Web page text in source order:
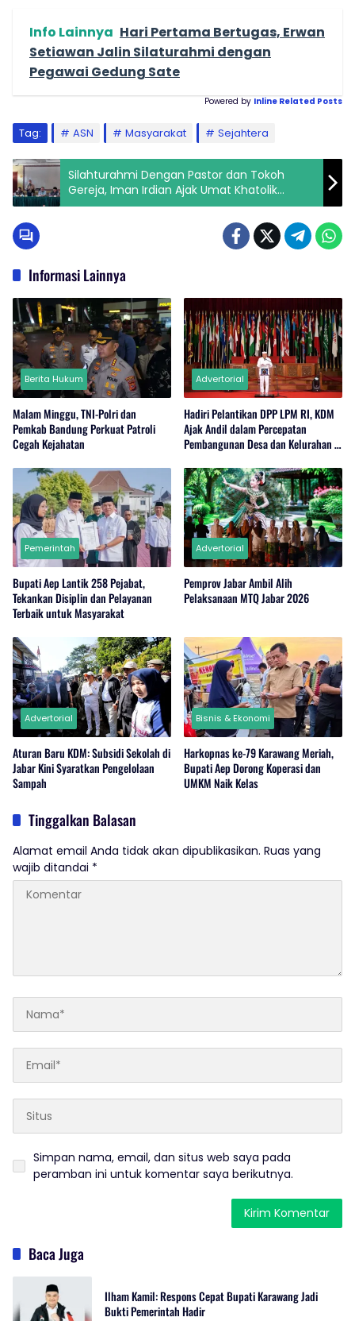
Info Lainnya Hari Pertama Bertugas, Erwan
Setiawan Jalin Silaturahmi dengan
Pegawai Gedung Sate
Powered by Inline Related Posts
Tag: ASN Masyarakat Sejahtera
Silahturahmi Dengan Pastor dan Tokoh
Gereja, Iman Irdian Ajak Umat Khatolik
Bersama Membangun Kota Tebing Tinggi
Informasi Lainnya
Berita Hukum
Malam Minggu, TNI-Polri dan
Pemkab Bandung Perkuat Patroli
Cegah Kejahatan
Advertorial
Hadiri Pelantikan DPP LPM RI, KDM
Ajak Andil dalam Percepatan
Pembangunan Desa dan Kelurahan di
Pemerintah
Bupati Aep Lantik 258 Pejabat,
Tekankan Disiplin dan Pelayanan
Terbaik untuk Masyarakat
Advertorial
Pemprov Jabar Ambil Alih
Pelaksanaan MTQ Jabar 2026
Advertorial
Aturan Baru KDM: Subsidi Sekolah di
Jabar Kini Syaratkan Pengelolaan
Sampah
Bisnis & Ekonomi
Harkopnas ke-79 Karawang Meriah,
Bupati Aep Dorong Koperasi dan
UMKM Naik Kelas
Tinggalkan Balasan
Alamat email Anda tidak akan dipublikasikan. Ruas yang
wajib ditandai *
Simpan nama, email, dan situs web saya pada
peramban ini untuk komentar saya berikutnya.
Baca Juga
Ilham Kamil: Respons Cepat Bupati Karawang Jadi
Bukti Pemerintah Hadir